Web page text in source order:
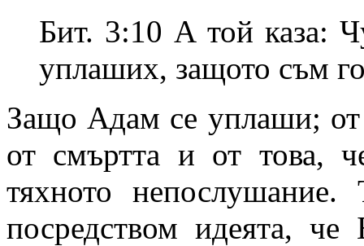
Бит. 3:10 А той каза:
уплаших, защото съм
Защо Адам се уплаши; от
от смъртта и от това,
тяхното
посредством идеята,